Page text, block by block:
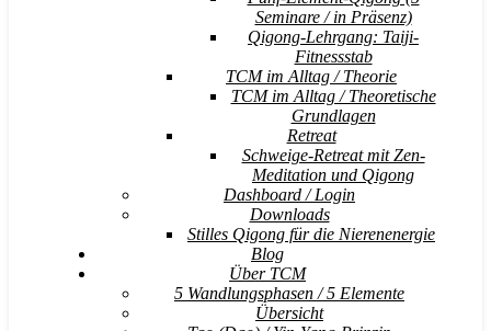
Seminare / in Präsenz)
Qigong-Lehrgang: Taiji-
Fitnessstab
TCM im Alltag / Theorie
TCM im Alltag / Theoretische
Grundlagen
Retreat
Schweige-Retreat mit Zen-
Meditation und Qigong
Dashboard / Login
Downloads
Stilles Qigong für die Nierenenergie
Blog
Über TCM
5 Wandlungsphasen / 5 Elemente
Übersicht